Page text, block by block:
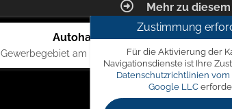
Mehr zu
Autohaus Blunck
Gewerbegebiet am Mastweg 7, 18356 Barth
Zustimmung
Für die Aktivierung der
Navigationsdienste ist Ihre
Datenschutzrichtlinien
Google LLC